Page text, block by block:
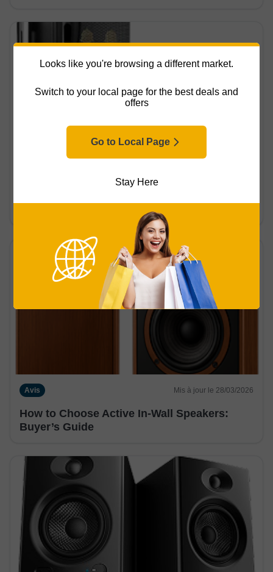
Looks like you're browsing a different market.
Switch to your local page for the best deals and
offers
Go to Local Page
Stay Here
Avis Mis à jour le 28/03/2026
How to Choose Active In-Wall Speakers:
Buyer’s Guide